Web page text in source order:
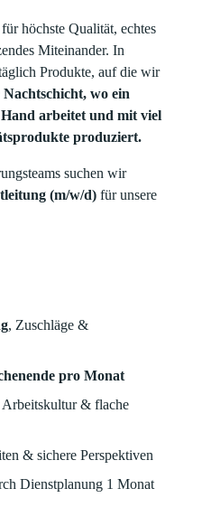
höchste Qualität, echtes
Miteinander. In
Produkte, auf die wir
wo ein
arbeitet und mit viel
produziert.
suchen wir
(m/w/d) für unsere
, Zuschläge &
pro Monat
Arbeitskultur & flache
& sichere Perspektiven
Dienstplanung 1 Monat